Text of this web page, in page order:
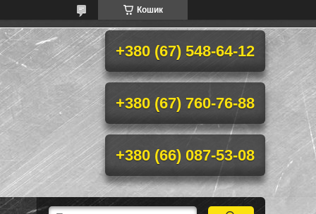
Кошик
+380 (67) 548-64-12
+380 (67) 760-76-88
+380 (66) 087-53-08